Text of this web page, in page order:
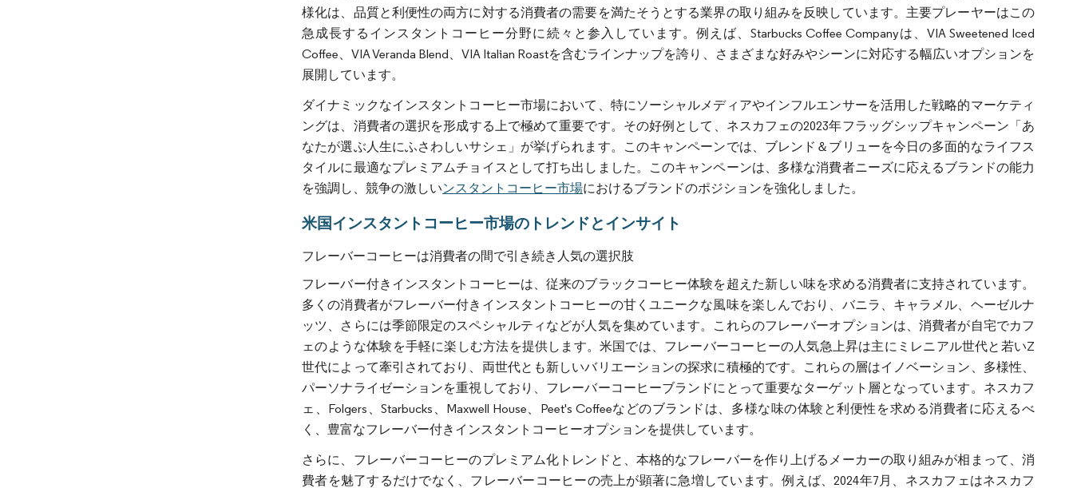
様化は、品質と利便性の両方に対する消費者の需要を満たそうとする業界の取り組みを反映しています。主要プレーヤーはこの
急成長するインスタントコーヒー分野に続々と参入しています。例えば、Starbucks Coffee Companyは、VIA Sweetened Iced
Coffee、VIA Veranda Blend、VIA Italian Roastを含むラインナップを誇り、さまざまな好みやシーンに対応する幅広いオプションを
展開しています。
ダイナミックなインスタントコーヒー市場において、特にソーシャルメディアやインフルエンサーを活用した戦略的マーケティ
ングは、消費者の選択を形成する上で極めて重要です。その好例として、ネスカフェの2023年フラッグシップキャンペーン「あ
なたが選ぶ人生にふさわしいサシェ」が挙げられます。このキャンペーンでは、ブレンド＆ブリューを今日の多面的なライフス
タイルに最適なプレミアムチョイスとして打ち出しました。このキャンペーンは、多様な消費者ニーズに応えるブランドの能力
を強調し、競争の激しいンスタントコーヒー市場におけるブランドのポジションを強化しました。
米国インスタントコーヒー市場のトレンドとインサイト
フレーバーコーヒーは消費者の間で引き続き人気の選択肢
フレーバー付きインスタントコーヒーは、従来のブラックコーヒー体験を超えた新しい味を求める消費者に支持されています。
多くの消費者がフレーバー付きインスタントコーヒーの甘くユニークな風味を楽しんでおり、バニラ、キャラメル、ヘーゼルナ
ッツ、さらには季節限定のスペシャルティなどが人気を集めています。これらのフレーバーオプションは、消費者が自宅でカフ
ェのような体験を手軽に楽しむ方法を提供します。米国では、フレーバーコーヒーの人気急上昇は主にミレニアル世代と若いZ
世代によって牽引されており、両世代とも新しいバリエーションの探求に積極的です。これらの層はイノベーション、多様性、
パーソナライゼーションを重視しており、フレーバーコーヒーブランドにとって重要なターゲット層となっています。ネスカフ
ェ、Folgers、Starbucks、Maxwell House、Peet's Coffeeなどのブランドは、多様な味の体験と利便性を求める消費者に応えるべ
く、豊富なフレーバー付きインスタントコーヒーオプションを提供しています。
さらに、フレーバーコーヒーのプレミアム化トレンドと、本格的なフレーバーを作り上げるメーカーの取り組みが相まって、消
費者を魅了するだけでなく、フレーバーコーヒーの売上が顕著に急増しています。例えば、2024年7月、ネスカフェはネスカフ